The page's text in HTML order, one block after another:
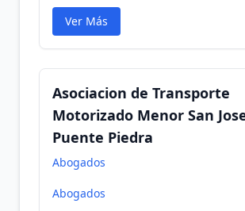
Ver Más
Asociacion de Transporte
Motorizado Menor San
Puente Piedra
Abogados
Abogados